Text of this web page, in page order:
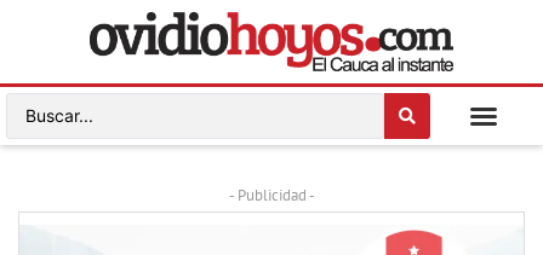
- Publicidad -